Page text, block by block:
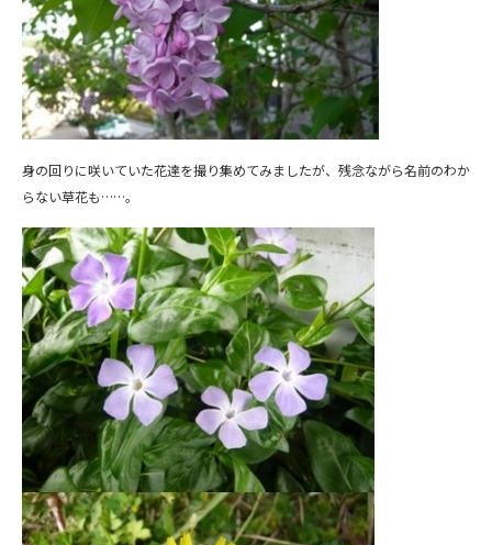
身の回りに咲いていた花達を撮り集めてみましたが、残念ながら名前のわか
らない草花も……。